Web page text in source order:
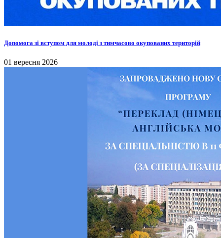
Допомога зі вступом для молоді з тимчасово окупованих територій
01 вересня 2026